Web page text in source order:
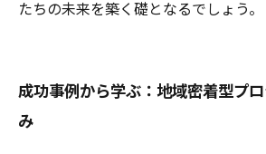
たちの未来を築く礎となるでしょう。
成功事例から学ぶ：地域密着型プ
み